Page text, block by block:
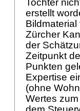
Tochter
erstellt
Zürcher
der
Zeitpunkt
Punkten
Expertise
(ohne
Wertes